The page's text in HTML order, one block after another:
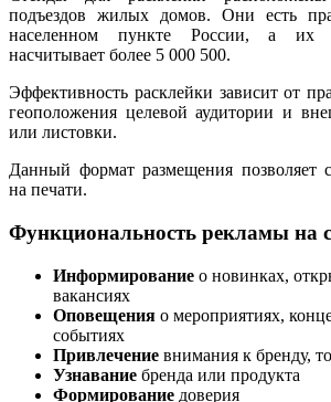
подъездов жилых домов. Они есть
населенном пункте России, а их
насчитывает более 5 000 500.
Эффективность расклейки зависит от
геоположения целевой аудитории и
или листовки.
Данный формат размещения позволяет
на печати.
Функциональность рекламы на
Информирование о новинках,
вакансиях
Оповещения о мероприятиях,
событиях
Привлечение внимания к бренду,
Узнавание бренда или продукта
Формирование доверия